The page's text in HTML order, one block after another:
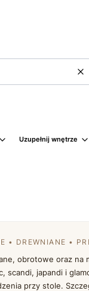
Uzupełnij wnętrze
• DREWNIANE •
obrotowe oraz na
japandi i
przy stole.